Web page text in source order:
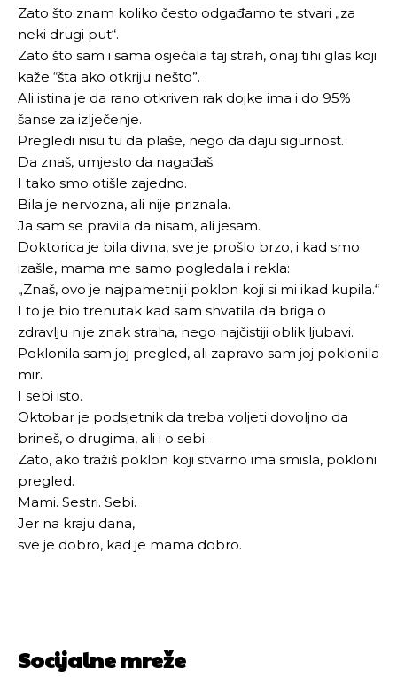
Zato što znam koliko često odgađamo te stvari „za
neki drugi put“.
Zato što sam i sama osjećala taj strah, onaj tihi glas koji
kaže “šta ako otkriju nešto”.
Ali istina je da rano otkriven rak dojke ima i do 95%
šanse za izlječenje.
Pregledi nisu tu da plaše, nego da daju sigurnost.
Da znaš, umjesto da nagađaš.
I tako smo otišle zajedno.
Bila je nervozna, ali nije priznala.
Ja sam se pravila da nisam, ali jesam.
Doktorica je bila divna, sve je prošlo brzo, i kad smo
izašle, mama me samo pogledala i rekla:
„Znaš, ovo je najpametniji poklon koji si mi ikad kupila.“
I to je bio trenutak kad sam shvatila da briga o
zdravlju nije znak straha, nego najčistiji oblik ljubavi.
Poklonila sam joj pregled, ali zapravo sam joj poklonila
mir.
I sebi isto.
Oktobar je podsjetnik da treba voljeti dovoljno da
brineš, o drugima, ali i o sebi.
Zato, ako tražiš poklon koji stvarno ima smisla, pokloni
pregled.
Mami. Sestri. Sebi.
Jer na kraju dana,
sve je dobro, kad je mama dobro.
Socijalne mreže